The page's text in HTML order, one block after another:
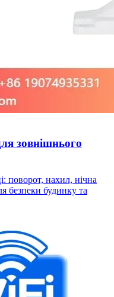
зовнішнього
поворот, нахил, нічна
безпеки будинку та